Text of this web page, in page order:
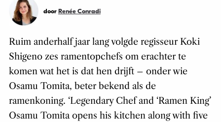
door Renée Conradi
Ruim anderhalf jaar lang volgde regisseur Koki
Shigeno zes ramentopchefs om erachter te
komen wat het is dat hen drijft – onder wie
Osamu Tomita, beter bekend als de
ramenkoning. ‘Legendary Chef and ‘Ramen King’
Osamu Tomita opens his kitchen along with five